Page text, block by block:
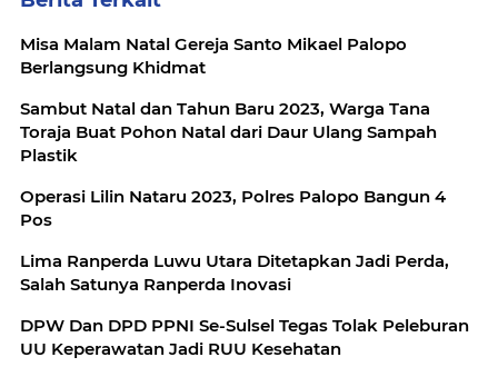
Misa Malam Natal Gereja Santo Mikael Palopo
Berlangsung Khidmat
Sambut Natal dan Tahun Baru 2023, Warga Tana
Toraja Buat Pohon Natal dari Daur Ulang Sampah
Plastik
Operasi Lilin Nataru 2023, Polres Palopo Bangun 4
Pos
Lima Ranperda Luwu Utara Ditetapkan Jadi Perda,
Salah Satunya Ranperda Inovasi
DPW Dan DPD PPNI Se-Sulsel Tegas Tolak Peleburan
UU Keperawatan Jadi RUU Kesehatan